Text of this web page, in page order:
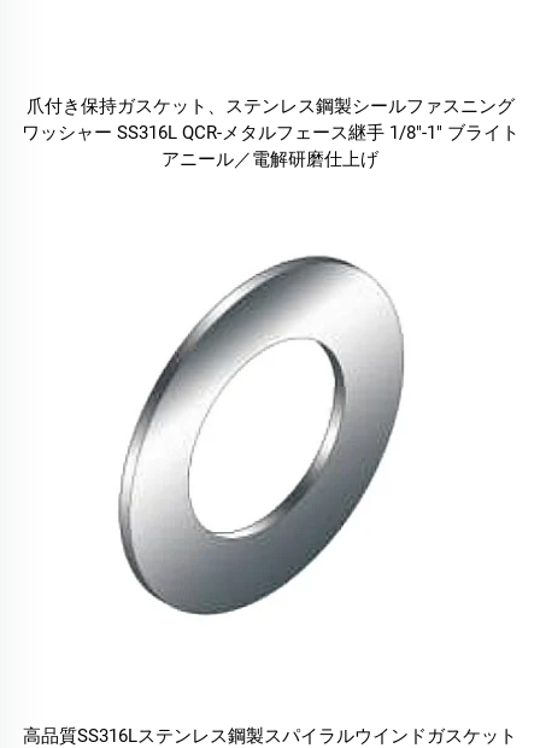
爪付き保持ガスケット、ステンレス鋼製シールファスニング
ワッシャー SS316L QCR-メタルフェース継手 1/8"-1" ブライト
アニール／電解研磨仕上げ
高品質SS316Lステンレス鋼製スパイラルウインドガスケット